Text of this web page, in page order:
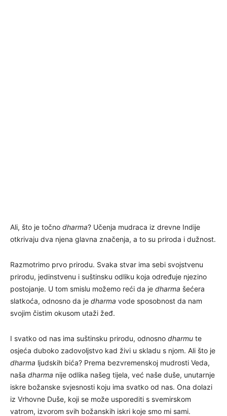
Ali, što je točno dharma? Učenja mudraca iz drevne Indije
otkrivaju dva njena glavna značenja, a to su priroda i dužnost.
Razmotrimo prvo prirodu. Svaka stvar ima sebi svojstvenu
prirodu, jedinstvenu i suštinsku odliku koja određuje njezino
postojanje. U tom smislu možemo reći da je dharma šećera
slatkoća, odnosno da je dharma vode sposobnost da nam
svojim čistim okusom utaži žeđ.
I svatko od nas ima suštinsku prirodu, odnosno dharmu te
osjeća duboko zadovoljstvo kad živi u skladu s njom. Ali što je
dharma ljudskih bića? Prema bezvremenskoj mudrosti Veda,
naša dharma nije odlika našeg tijela, već naše duše, unutarnje
iskre božanske svjesnosti koju ima svatko od nas. Ona dolazi
iz Vrhovne Duše, koji se može usporediti s svemirskom
vatrom, izvorom svih božanskih iskri koje smo mi sami.